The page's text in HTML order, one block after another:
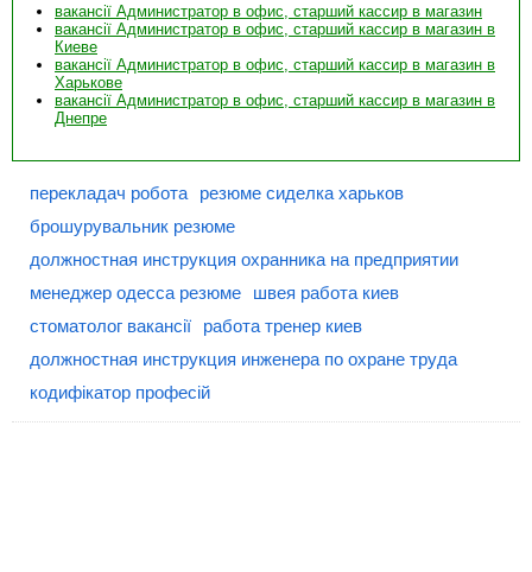
вакансії Администратор в офис, старший кассир в магазин
вакансії Администратор в офис, старший кассир в магазин в
Киеве
вакансії Администратор в офис, старший кассир в магазин в
Харькове
вакансії Администратор в офис, старший кассир в магазин в
Днепре
перекладач робота
резюме сиделка харьков
брошурувальник резюме
должностная инструкция охранника на предприятии
менеджер одесса резюме
швея работа киев
стоматолог вакансії
работа тренер киев
должностная инструкция инженера по охране труда
кодифікатор професій